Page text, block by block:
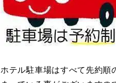
ホテル駐車場はすべて先約順